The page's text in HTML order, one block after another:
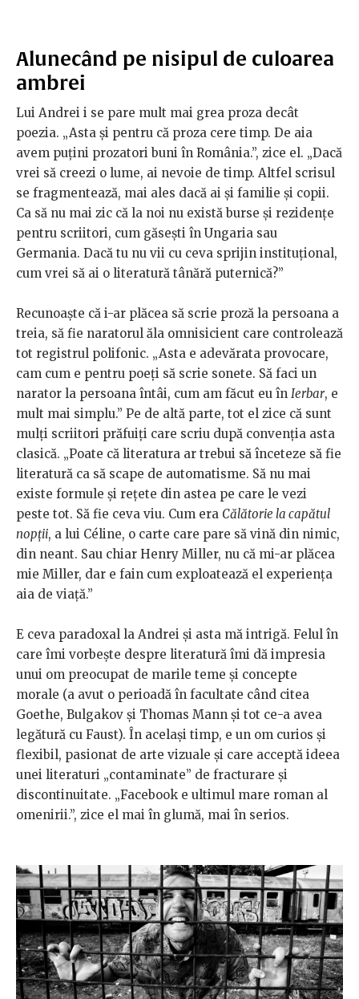
Alunecând pe nisipul de culoarea
ambrei
Lui Andrei i se pare mult mai grea proza decât
poezia. „Asta și pentru că proza cere timp. De aia
avem puțini prozatori buni în România.”, zice el. „Dacă
vrei să creezi o lume, ai nevoie de timp. Altfel scrisul
se fragmentează, mai ales dacă ai și familie și copii.
Ca să nu mai zic că la noi nu există burse și rezidențe
pentru scriitori, cum găsești în Ungaria sau
Germania. Dacă tu nu vii cu ceva sprijin instituțional,
cum vrei să ai o literatură tânără puternică?”
Recunoaște că i-ar plăcea să scrie proză la persoana a
treia, să fie naratorul ăla omnisicient care controlează
tot registrul polifonic. „Asta e adevărata provocare,
cam cum e pentru poeți să scrie sonete. Să faci un
narator la persoana întâi, cum am făcut eu în Ierbar, e
mult mai simplu.” Pe de altă parte, tot el zice că sunt
mulți scriitori prăfuiți care scriu după convenția asta
clasică. „Poate că literatura ar trebui să înceteze să fie
literatură ca să scape de automatisme. Să nu mai
existe formule și rețete din astea pe care le vezi
peste tot. Să fie ceva viu. Cum era Călătorie la capătul
nopții, a lui Céline, o carte care pare să vină din nimic,
din neant. Sau chiar Henry Miller, nu că mi-ar plăcea
mie Miller, dar e fain cum exploatează el experiența
aia de viață.”
E ceva paradoxal la Andrei și asta mă intrigă. Felul în
care îmi vorbește despre literatură îmi dă impresia
unui om preocupat de marile teme și concepte
morale (a avut o perioadă în facultate când citea
Goethe, Bulgakov și Thomas Mann și tot ce-a avea
legătură cu Faust). În același timp, e un om curios și
flexibil, pasionat de arte vizuale și care acceptă ideea
unei literaturi „contaminate” de fracturare și
discontinuitate. „Facebook e ultimul mare roman al
omenirii.”, zice el mai în glumă, mai în serios.